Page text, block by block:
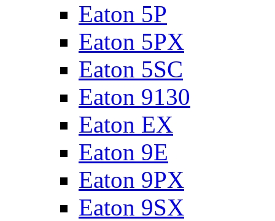
Eaton 5P
Eaton 5PX
Eaton 5SC
Eaton 9130
Eaton EX
Eaton 9E
Eaton 9PX
Eaton 9SX